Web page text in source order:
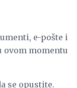
e-pošte i
ovom momentu
se opustite.